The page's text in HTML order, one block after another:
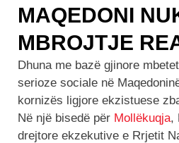
MAQEDONI
MBROJTJE
Dhuna me bazë gjinore
serioze sociale në
kornizës ligjore ekzistuese
Në një bisedë për Mollëkuqja,
drejtore ekzekutive e Rrjetit